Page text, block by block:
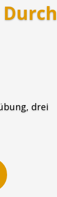
drei